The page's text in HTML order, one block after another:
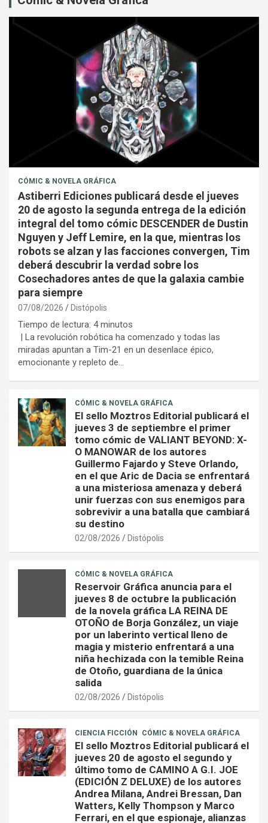
CÓMIC & NOVELA GRÁFICA
Astiberri Ediciones publicará desde el jueves
20 de agosto la segunda entrega de la edición
integral del tomo cómic DESCENDER de Dustin
Nguyen y Jeff Lemire, en la que, mientras los
robots se alzan y las facciones convergen, Tim
deberá descubrir la verdad sobre los
Cosechadores antes de que la galaxia cambie
para siempre
07/08/2026 Distópolis
Tiempo de lectura: 4 minutos
| La revolución robótica ha comenzado y todas las
miradas apuntan a Tim-21 en un desenlace épico,
emocionante y repleto de…
CÓMIC & NOVELA GRÁFICA
El sello Moztros Editorial publicará el
jueves 3 de septiembre el primer
tomo cómic de VALIANT BEYOND: X-
O MANOWAR de los autores
Guillermo Fajardo y Steve Orlando,
en el que Aric de Dacia se enfrentará
a una misteriosa amenaza y deberá
unir fuerzas con sus enemigos para
sobrevivir a una batalla que cambiará
su destino
02/08/2026 Distópolis
CÓMIC & NOVELA GRÁFICA
Reservoir Gráfica anuncia para el
jueves 8 de octubre la publicación
de la novela gráfica LA REINA DE
OTOÑO de Borja González, un viaje
por un laberinto vertical lleno de
magia y misterio enfrentará a una
niña hechizada con la temible Reina
de Otoño, guardiana de la única
salida
02/08/2026 Distópolis
CIENCIA FICCIÓN CÓMIC & NOVELA GRÁFICA
El sello Moztros Editorial publicará el
jueves 20 de agosto el segundo y
último tomo de CAMINO A G.I. JOE
(EDICIÓN Z DELUXE) de los autores
Andrea Milana, Andrei Bressan, Dan
Watters, Kelly Thompson y Marco
Ferrari, en el que espionaje, alianzas